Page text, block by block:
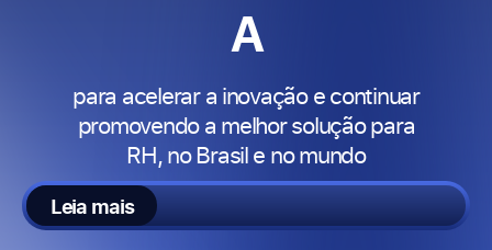
A​
para acelerar a inovação e continuar
promovendo a melhor solução para
RH, no Brasil e no mundo​
Leia mais